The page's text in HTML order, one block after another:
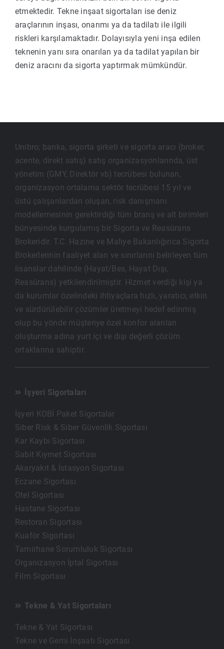
etmektedir. Tekne inşaat sigortaları ise deniz
araçlarının inşası, onarımı ya da tadilatı ile ilgili
riskleri karşılamaktadır. Dolayısıyla yeni inşa edilen
teknenin yanı sıra onarılan ya da tadilat yapılan bir
deniz aracını da sigorta yaptırmak mümkündür.
Unibro; banka, sigorta şirketi ve sigorta aracı (broker,
acente, direkt satış) satış organizasyonlarında, üst
yönetim (GMY, Direktör vb) tecrübesi bulunan,
organizasyon ortalama sektör tecrübesi 15 yıl ve
üstü çalışanlardan oluşan, risk danışmanı
modellemesinin gerektirdiği tüm branş ve alt birimleri
bünyesinde kurgulamış bir Sigorta ve Reasürans
Brokeridir. T.C. Hazine ve Maliye Bakanlığınca Sigorta
Brokerlerinin faaliyet alan ve sınırlarını belirleyen tüm
lisanslar dahilinde (Hayat/Bes, Hayat Dışı,
Reasürans) yetkilendirilmiştir. Hizmet verdiği kişi ya
da kurumlar özelindeki ihtiyaçlara hızlı, yaratıcı, etkin
ve sürdürülebilir çözümler üretmeyi hedef edinmiş
olup bu yönde müşteriye özel konfor alanları
oluşturma adına yurt içi ve dışı değerli çözüm
ortaklarına sahiptir.
İşyeri Sigortaları
İşyeri KOBİ Paket Sigortalar
Siber Risk & Siber Güvenlik Sigortası
Kar Kaybı Sigortası
Sabit Kıymet Sigortası
Akaryakıt & İstasyon Sigortası
Eczane Sigortası
Otel Sigortası
Hastane Sigortası
Restoran Sigortası
Kuaför Sigortası
Tamirhane Sorumluluk Sigortası
Organizasyon İptal Sigortası
Film Sigortası
Tekne & Yat Sigortaları
Tekne & Yat Sigortası
Tekne ve Gemi İnşaatı Sigortası